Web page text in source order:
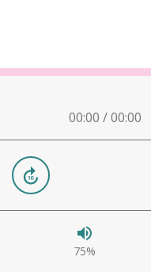
00:00 / 00:00
75%